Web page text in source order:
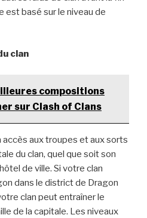
est basé sur le niveau de
clan
compositions
sur Clash of Clans
accès aux troupes et aux sorts
du clan, quel que soit son
de ville. Si votre clan
dans le district de Dragon
clan peut entraîner le
de la capitale. Les niveaux